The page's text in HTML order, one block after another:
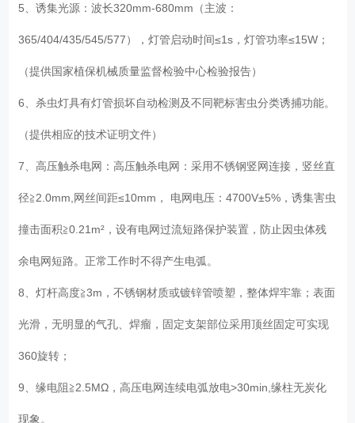
5、诱集光源：波长320mm-680mm（主波：
365/404/435/545/577），灯管启动时间≤1s，灯管功率≤15W；
（提供国家植保机械质量监督检验中心检验报告）
6、杀虫灯具有灯管损坏自动检测及不同靶标害虫分类诱捕功能。
（提供相应的技术证明文件）
7、高压触杀电网：高压触杀电网：采用不锈钢竖网连接，竖丝直
径≧2.0mm,网丝间距≤10mm， 电网电压：4700V±5%，诱集害虫
撞击面积≧0.21m²，设有电网过流短路保护装置，防止因虫体残
余电网短路。正常工作时不得产生电弧。
8、灯杆高度≧3m，不锈钢材质或镀锌管喷塑，整体焊牢靠；表面
光滑，无明显的气孔、焊瘤，固定支架部位采用顶丝固定可实现
360旋转；
9、缘电阻≧2.5MΩ，高压电网连续电弧放电>30min,缘柱无炭化
现象。